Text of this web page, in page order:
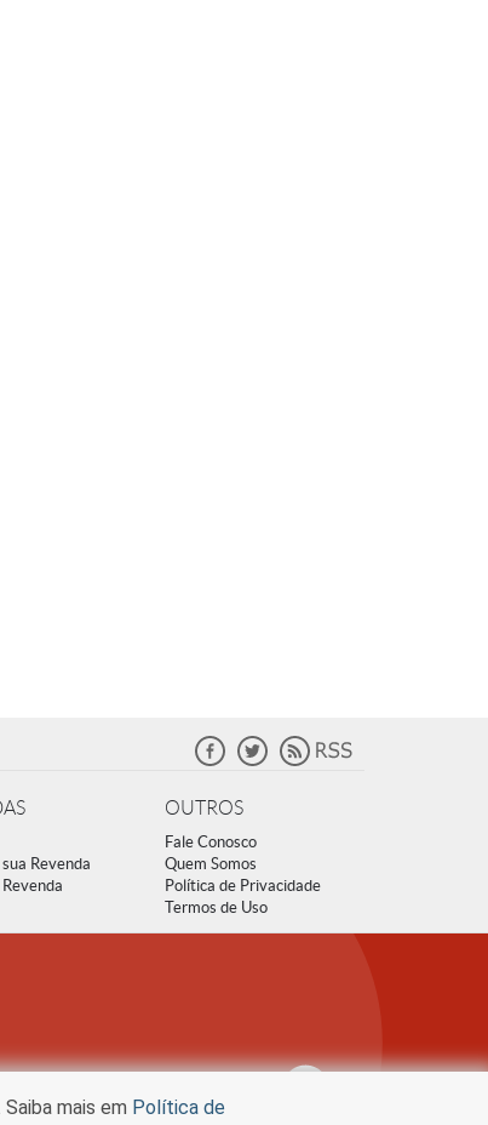
Revenda
OUTROS
Fale Conosco
Quem Somos
Política de Privacidade
Termos de Uso
mais em Política de